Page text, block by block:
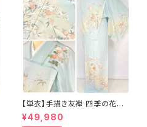
【単衣】手描き友禅 四季の花々
正絹 訪問着 水色 黄緑 白 パス
テルカラー 1431
¥49,980